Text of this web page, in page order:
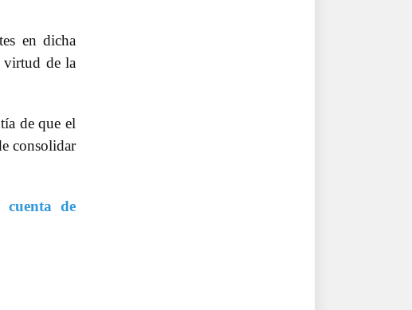
en dicha
virtud de la
de que el
consolidar
cuenta de